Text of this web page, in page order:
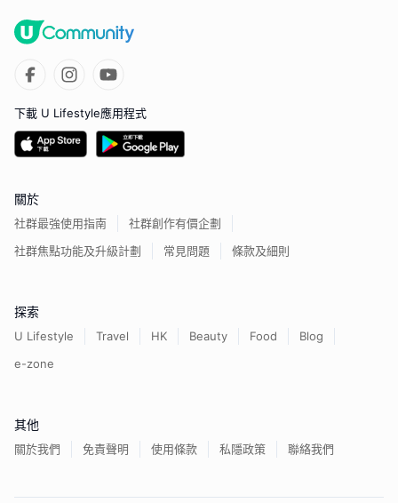
下載 U Lifestyle應用程式
關於
社群最強使用指南
社群創作有價企劃
社群焦點功能及升級計劃
常見問題 條款及細則
探索
U Lifestyle Travel HK Beauty Food
Blog
e-zone
其他
關於我們 免責聲明 使用條款 私隱政策 聯絡我們